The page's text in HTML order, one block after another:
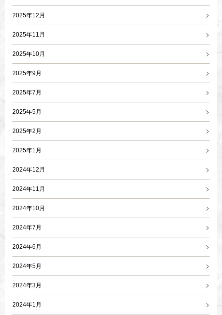
2025年12月
2025年11月
2025年10月
2025年9月
2025年7月
2025年5月
2025年2月
2025年1月
2024年12月
2024年11月
2024年10月
2024年7月
2024年6月
2024年5月
2024年3月
2024年1月